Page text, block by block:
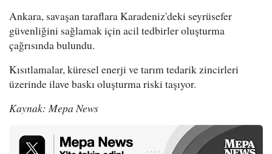
Ankara, savaşan taraflara Karadeniz'deki seyrüsefer
güvenliğini sağlamak için acil tedbirler oluşturma
çağrısında bulundu.
Kısıtlamalar, küresel enerji ve tarım tedarik zincirleri
üzerinde ilave baskı oluşturma riski taşıyor.
Kaynak: Mepa News